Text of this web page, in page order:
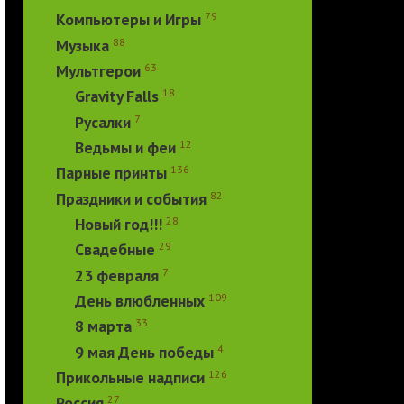
Компьютеры и Игры 79
Музыка 88
Мультгерои 63
Gravity Falls 18
Русалки 7
Ведьмы и феи 12
Парные принты 136
Праздники и события 82
Новый год!!! 28
Свадебные 29
23 февраля 7
День влюбленных 109
8 марта 33
9 мая День победы 4
Прикольные надписи 126
27